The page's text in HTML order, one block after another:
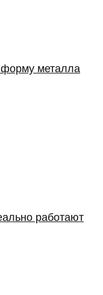
форму металла
работают